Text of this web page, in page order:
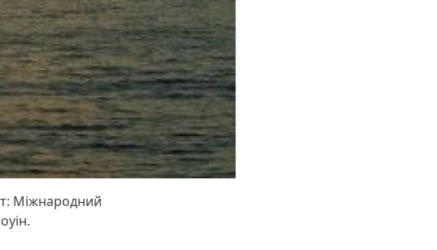
Міжнародний